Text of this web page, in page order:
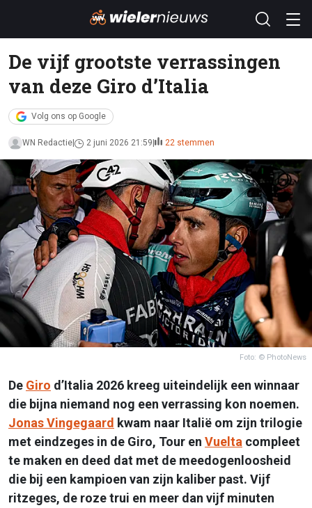
De vijf grootste verrassingen
van deze Giro d’Italia
Volg ons op Google
WN Redactie 2 juni 2026 21:59 22 stemmen
Foto: © PhotoNews
De Giro d’Italia 2026 kreeg uiteindelijk een winnaar
die bijna niemand nog een verrassing kon noemen.
Jonas Vingegaard kwam naar Italië om zijn trilogie
met eindzeges in de Giro, Tour en Vuelta compleet
te maken en deed dat met de meedogenloosheid
die bij een kampioen van zijn kaliber past. Vijf
ritzeges, de roze trui en meer dan vijf minuten